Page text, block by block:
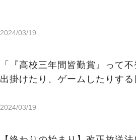
2024/03/19
「『高校三年間皆勤賞』って
出掛けたり、ゲームしたりす
2024/03/19